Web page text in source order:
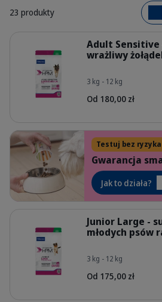
23 produkty
Adult Sensitive
wrażliwy
3 kg - 12 kg
Od 180,00 zł
Testuj bez ryzyka
Gwarancja
Jak to działa?
Junior Large -
młodych psów
3 kg - 12 kg
Od 175,00 zł